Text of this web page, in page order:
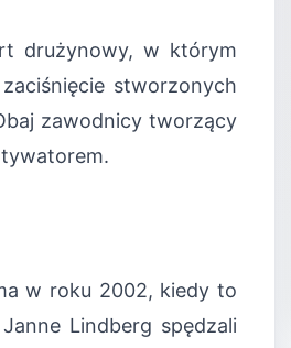
drużynowy, w którym
stworzonych
zawodnicy tworzący
w roku 2002, kiedy to
Lindberg spędzali